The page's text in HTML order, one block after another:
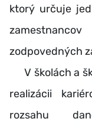
ktorý určuje
zodpovedných
V školách a
realizácii
rozsahu